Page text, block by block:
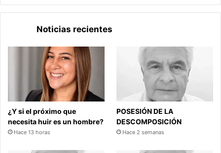
Noticias recientes
¿Y si el próximo que
necesita huir es un hombre?
Hace 13 horas
POSESIÓN DE LA
DESCOMPOSICIÓN
Hace 2 semanas